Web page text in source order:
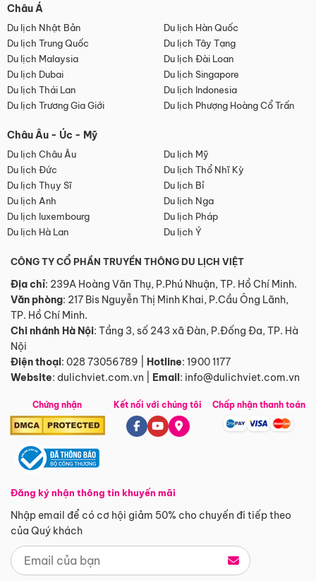
Châu Á
Du lịch Nhật Bản
Du lịch Hàn Quốc
Du lịch Trung Quốc
Du lịch Tây Tạng
Du lịch Malaysia
Du lịch Đài Loan
Du lịch Dubai
Du lịch Singapore
Du lịch Thái Lan
Du lịch Indonesia
Du lịch Trương Gia Giới
Du lịch Phượng Hoàng Cổ Trấn
Châu Âu - Úc - Mỹ
Du lịch Châu Âu
Du lịch Mỹ
Du lịch Đức
Du lịch Thổ Nhĩ Kỳ
Du lịch Thụy Sĩ
Du lịch Bỉ
Du lịch Anh
Du lịch Nga
Du lịch luxembourg
Du lịch Pháp
Du lịch Hà Lan
Du lịch Ý
CÔNG TY CỔ PHẦN TRUYỀN THÔNG DU LỊCH VIỆT
Địa chỉ: 239A Hoàng Văn Thụ, P.Phú Nhuận, TP. Hồ Chí Minh.
Văn phòng: 217 Bis Nguyễn Thị Minh Khai, P.Cầu Ông Lãnh,
TP. Hồ Chí Minh.
Chi nhánh Hà Nội: Tầng 3, số 243 xã Đàn, P.Đống Đa, TP. Hà
Nội
Điện thoại: 028 73056789 Hotline: 1900 1177
Website: dulichviet.com.vn Email: info@dulichviet.com.vn
Chứng nhận
Đăng ký nhận thông tin khuyến mãi
Nhập email để có cơ hội giảm 50% cho chuyến đi tiếp theo
của Quý khách
Kết nối với chúng tôi Chấp nhận thanh toán